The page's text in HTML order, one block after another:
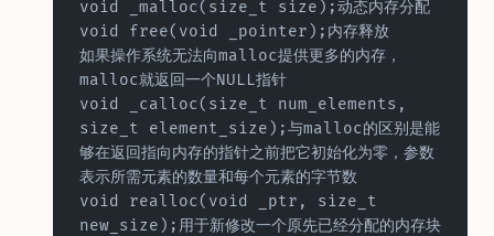
void free(void _pointer);内存释放
如果操作系统无法向malloc提供更多的内存，
malloc就返回一个NULL指针
void _calloc(size_t num_elements,
size_t element_size);与malloc的区别是能
够在返回指向内存的指针之前把它初始化为零，参数
表示所需元素的数量和每个元素的字节数
void realloc(void _ptr, size_t
new_size);用于新修改一个原先已经分配的内存块